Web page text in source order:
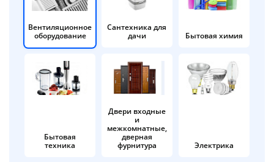
Вентиляционное
оборудование
Сантехника для
дачи
Бытовая химия
Бытовая
техника
Двери входные
и
межкомнатные,
дверная
фурнитура
Электрика
Подробнее
об оплате Плайтом
раз в 2
Остались вопросы?
8 800 302-02-51
plait.ru